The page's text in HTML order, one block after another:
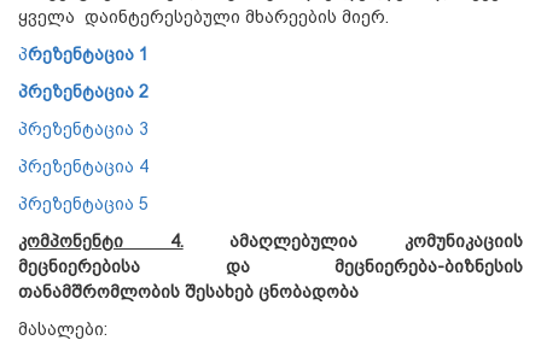
ყველა დაინტერესებული მხარეების მიერ.
პრეზენტაცია 1
პრეზენტაცია 2
პრეზენტაცია 3
პრეზენტაცია 4
პრეზენტაცია 5
კომპონენტი 4.ამაღლებულია
კომუნიკაციის
მეცნიერებისა
და მეცნიერება-ბიზნესის
თანამშრომლობის შესახებ ცნობადობა
მასალები: